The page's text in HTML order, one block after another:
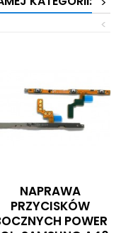
<
NAPRAWA
PRZYCISKÓW
POWER